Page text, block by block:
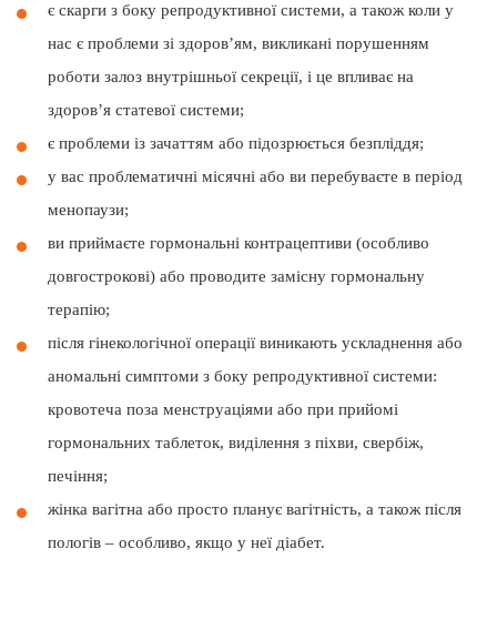
є скарги з боку репродуктивної системи, а також коли у
нас є проблеми зі здоров’ям, викликані порушенням
роботи залоз внутрішньої секреції, і це впливає на
здоров’я статевої системи;
є проблеми із зачаттям або підозрюється безпліддя;
у вас проблематичні місячні або ви перебуваєте в період
менопаузи;
ви приймаєте гормональні контрацептиви (особливо
довгострокові) або проводите замісну гормональну
терапію;
після гінекологічної операції виникають ускладнення або
аномальні симптоми з боку репродуктивної системи:
кровотеча поза менструаціями або при прийомі
гормональних таблеток, виділення з піхви, свербіж,
печіння;
жінка вагітна або просто планує вагітність, а також після
пологів – особливо, якщо у неї діабет.